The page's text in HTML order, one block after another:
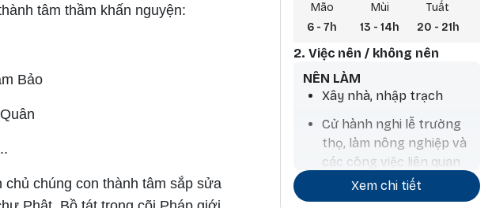
tâm thầm khấn nguyện:
Bảo
chúng con thành tâm sắp sửa
Mão
6 - 7h
Mùi
13 - 14h
Tuất
20 - 21h
2. Việc nên / không nên
NÊN LÀM
Xây nhà, nhập trạch
Cử hành nghi lễ trường
thọ, làm nông nghiệp và
các công việc liên quan
đến nước, mua thú nuôi,
tính toán chiêm tinh
Xem chi tiết